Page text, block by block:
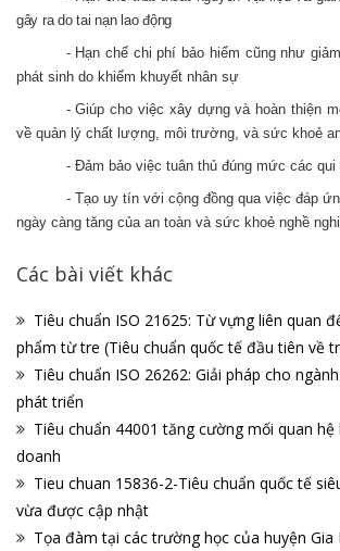
gây ra do tai nạn lao động
- Hạn chế chi phí bảo hiểm cũng như
phát sinh do khiếm khuyết nhân sự
- Giúp cho việc xây dựng và hoàn thiện
về quản lý chất lượng, môi trường, và sức khoẻ
- Đảm bảo việc tuân thủ đúng mức các qui
- Tạo uy tín với cộng đồng qua việc đáp
ngày càng tăng của an toàn và sức khoẻ nghề
Các bài viết khác
Tiêu chuẩn ISO 21625: Từ vựng liên quan
phẩm từ tre (Tiêu chuẩn quốc tế đầu tiên về
Tiêu chuẩn ISO 26262: Giải pháp cho
phát triển
Tiêu chuẩn 44001 tăng cường mối quan
doanh
Tieu chuan 15836-2-Tiêu chuẩn quốc tế
vừa được cập nhật
Tọa đàm tại các trường học của huyện Gia